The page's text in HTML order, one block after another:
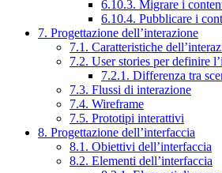
6.10.3. Migrare i
6.10.4. Pubblicare i
7. Progettazione dell’interazione
7.1. Caratteristiche
7.2. User stories per definire
7.2.1. Differenza tra
7.3. Flussi di interazione
7.4. Wireframe
7.5. Prototipi interattivi
8. Progettazione dell’interfaccia
8.1. Obiettivi dell’interfaccia
8.2. Elementi dell’interfaccia